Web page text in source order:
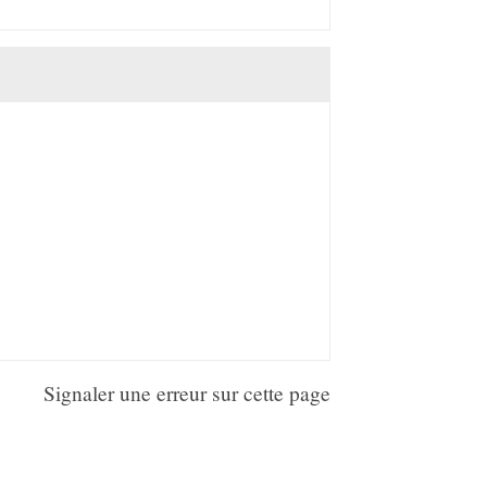
Signaler une erreur sur cette page